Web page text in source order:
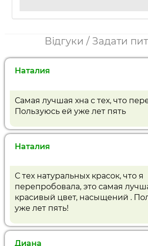
Відгуки / Задати
Наталия
Самая лучшая хна с тех, что
Пользуюсь ей уже лет пять
Наталия
С тех натуральных красок, что я
перепробовала, это самая
красивый цвет, насыщений .
уже лет пять!
Диана